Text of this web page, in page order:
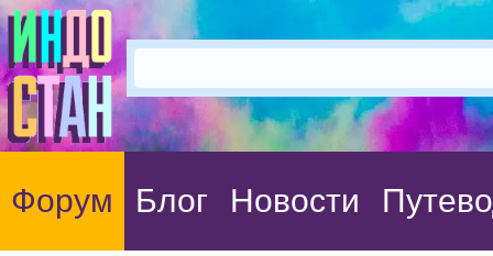
Форум Блог Новости